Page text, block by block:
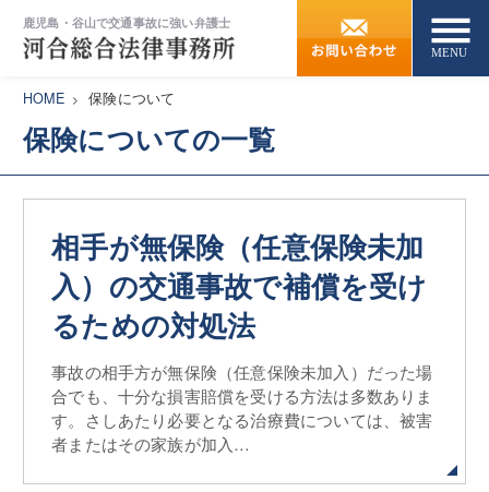
鹿児島・谷山で交通事故に強い弁護士
HOME
弁護士紹介
弁護士費用
解決までの流れ
事務所概要/MAP
HOME 保険について
保険についての一覧
相手が無保険（任意保険未加
入）の交通事故で補償を受け
るための対処法
事故の相手方が無保険（任意保険未加入）だった場
合でも、十分な損害賠償を受ける方法は多数ありま
す。さしあたり必要となる治療費については、被害
者またはその家族が加入…